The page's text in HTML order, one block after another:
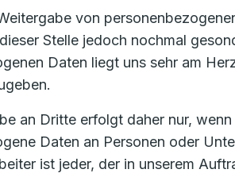
von
Stelle jedoch nochmal
Daten liegt uns sehr am
an Dritte erfolgt daher nur,
Daten an Personen oder
ist jeder, der in unserem